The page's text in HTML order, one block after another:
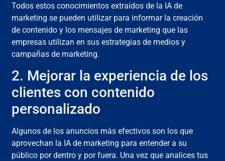
Todos estos conocimientos extraídos de la IA de
marketing se pueden utilizar para informar la creación
de contenido y los mensajes de marketing que las
empresas utilizan en sus estrategias de medios y
campañas de marketing.
2. Mejorar la experiencia de los
clientes con contenido
personalizado
Algunos de los anuncios más efectivos son los que
aprovechan la IA de marketing para entender a su
público por dentro y por fuera. Una vez que analices tus